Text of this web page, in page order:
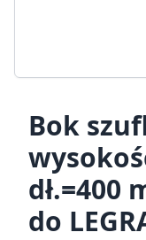
Bok
dł.=400
do